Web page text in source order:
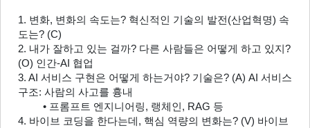
1. 변화, 변화의 속도는? 혁신적인 기술의 발전(산업혁명) 속
도는? (C)
2. 내가 잘하고 있는 걸까? 다른 사람들은 어떻게 하고 있지?
(O) 인간-AI 협업
3. AI 서비스 구현은 어떻게 하는거야? 기술은? (A) AI 서비스
구조: 사람의 사고를 흉내
프롬프트 엔지니어링, 랭체인, RAG 등
4. 바이브 코딩을 한다는데, 핵심 역량의 변화는? (V) 바이브